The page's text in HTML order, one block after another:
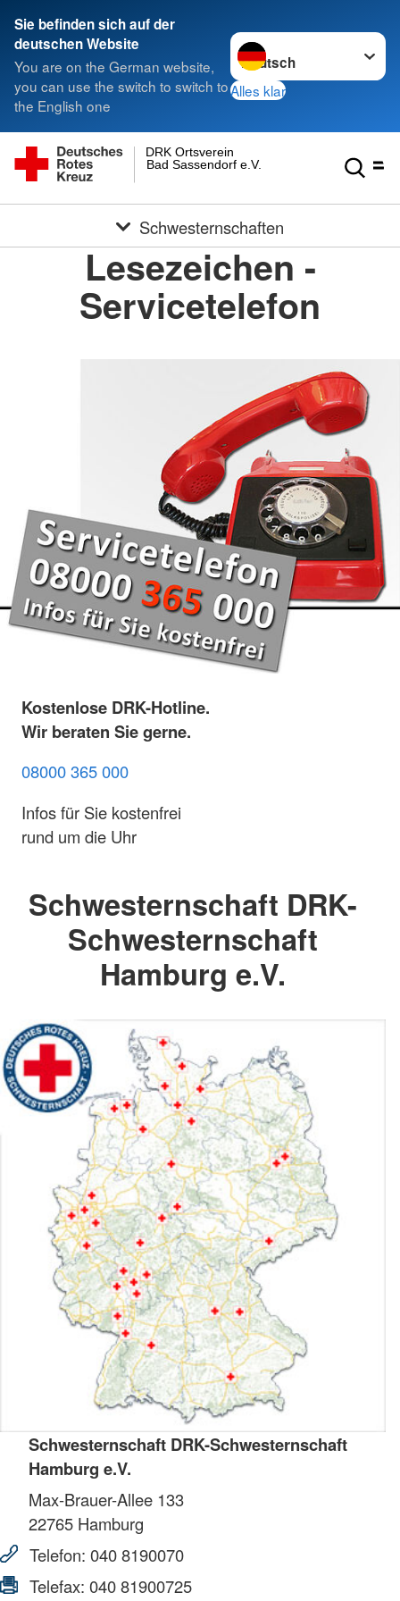
Sie befinden sich auf der
deutschen Website
You are on the German website,
you can use the switch to switch to
the English one
Sprache wechseln zu
Alles klar
Bad Sassendorf e.V.
DRK Ortsverein
Schwesternschaften
Lesezeichen -
Servicetelefon
Kostenlose DRK-Hotline.
Wir beraten Sie gerne.
08000 365 000
Infos für Sie kostenfrei
rund um die Uhr
Schwesternschaft DRK-
Schwesternschaft
Hamburg e.V.
Schwesternschaft DRK-Schwesternschaft
Hamburg e.V.
Max-Brauer-Allee 133
22765 Hamburg
Telefon: 040 8190070
Telefax: 040 81900725